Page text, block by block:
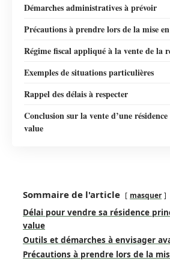
Démarches administratives à prévoir
Précautions à prendre lors de la mise
Régime fiscal appliqué à la vente de la
Exemples de situations particulières
Rappel des délais à respecter
Conclusion sur la vente d’une
value
Sommaire de l'article masquer
Délai pour vendre sa résidence
value
Outils et démarches à envisager
Précautions à prendre lors de la